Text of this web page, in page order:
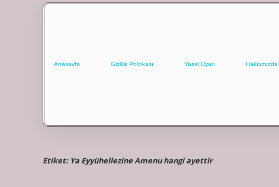
Anasayfa Gizlilik Politikası Yasal Uyarı Hakkımızda
Etiket: Ya Eyyühellezine Amenu hangi ayettir